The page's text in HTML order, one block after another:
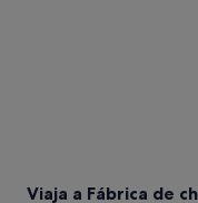
Viaja a Fábrica de